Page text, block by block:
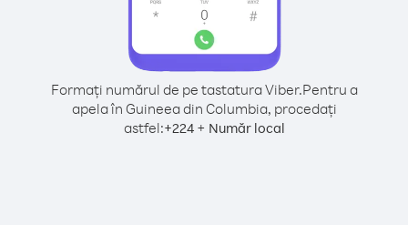
Formați numărul de pe tastatura Viber.Pentru a
apela în Guineea din Columbia, procedați
astfel:+224+ Număr local